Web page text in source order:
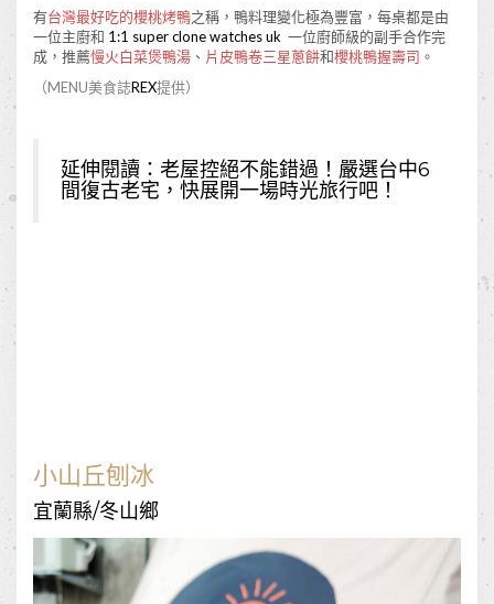
有台灣最好吃的櫻桃烤鴨之稱，鴨料理變化極為豐富，每桌都是由
一位主廚和 1:1 super clone watches uk 一位廚師級的副手合作完
成，推薦慢火白菜煲鴨湯 、 片皮鴨卷三星蔥餅和櫻桃鴨握壽司 。
（MENU美食誌REX提供）
延伸閱讀： 老屋控絕不能錯過！嚴選台中6
間復古老宅，快展開一場時光旅行吧！
小山丘刨冰
宜蘭縣/冬山鄉